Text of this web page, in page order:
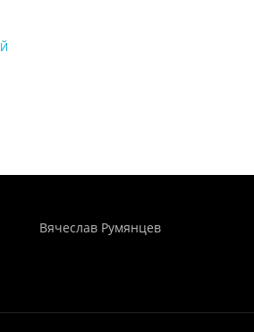
Вячеслав Румянцев